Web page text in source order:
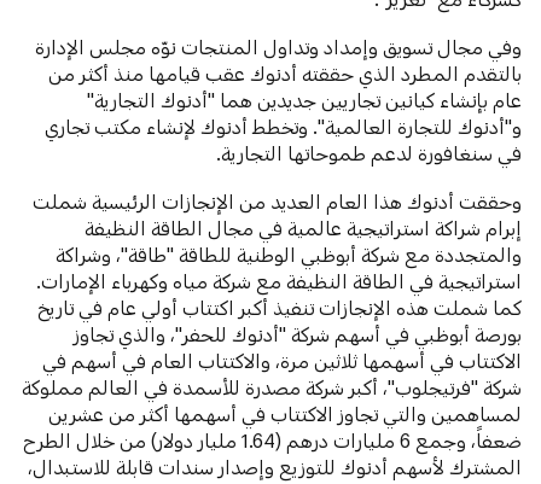
وفي مجال تسويق وإمداد وتداول المنتجات نوّه مجلس الإدارة
بالتقدم المطرد الذي حققته أدنوك عقب قيامها منذ أكثر من
عام بإنشاء كيانين تجاريين جديدين هما "أدنوك التجارية"
و"أدنوك للتجارة العالمية". وتخطط أدنوك لإنشاء مكتب تجاري
في سنغافورة لدعم طموحاتها التجارية.
وحققت أدنوك هذا العام العديد من الإنجازات الرئيسية شملت
إبرام شراكة استراتيجية عالمية في مجال الطاقة النظيفة
والمتجددة مع شركة أبوظبي الوطنية للطاقة "طاقة"، وشراكة
استراتيجية في الطاقة النظيفة مع شركة مياه وكهرباء الإمارات.
كما شملت هذه الإنجازات تنفيذ أكبر اكتتاب أولي عام في تاريخ
بورصة أبوظبي في أسهم شركة "أدنوك للحفر"، والذي تجاوز
الاكتتاب في أسهمها ثلاثين مرة، والاكتتاب العام في أسهم في
شركة "فرتيجلوب"، أكبر شركة مصدرة للأسمدة في العالم مملوكة
لمساهمين والتي تجاوز الاكتتاب في أسهمها أكثر من عشرين
ضعفاً، وجمع 6 مليارات درهم (1.64 مليار دولار) من خلال الطرح
المشترك لأسهم أدنوك للتوزيع وإصدار سندات قابلة للاستبدال،